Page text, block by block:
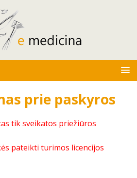
prie paskyros
tik sveikatos priežiūros
pateikti turimos licencijos